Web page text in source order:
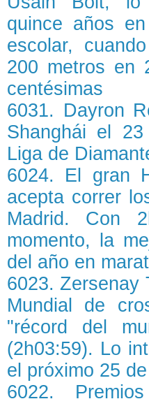
quince años
escolar,
200 metros en
centésimas
6031. Dayron
Shanghái el
Liga de
6024. El gran
acepta correr
Madrid. Con
momento, la
del año en
6023. Zersenay
Mundial de
"récord del
(2h03:59). Lo
el próximo 25 de
6022.